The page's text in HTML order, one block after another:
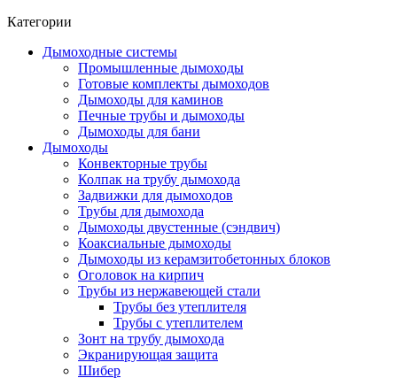
Категории
Дымоходные системы
Промышленные дымоходы
Готовые комплекты дымоходов
Дымоходы для каминов
Печные трубы и дымоходы
Дымоходы для бани
Дымоходы
Конвекторные трубы
Колпак на трубу дымохода
Задвижки для дымоходов
Трубы для дымохода
Дымоходы двустенные (сэндвич)
Коаксиальные дымоходы
Дымоходы из керамзитобетонных блоков
Оголовок на кирпич
Трубы из нержавеющей стали
Трубы без утеплителя
Трубы с утеплителем
Зонт на трубу дымохода
Экранирующая защита
Шибер